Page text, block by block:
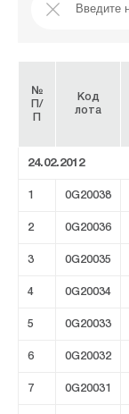
№
П/
П
Код
лота
24.02.2012
1 0G20038
2 0G20036
3 0G20035
4 0G20034
5 0G20033
6 0G20032
7 0G20031